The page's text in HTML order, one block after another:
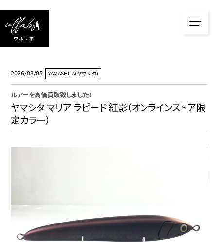
ウルラボ
2026/03/05 YAMASHITA(ヤマシタ)
ルアーを高価買取致しました！
ヤマシタ マリア ラピード 紅影（オンラインストア限
定カラー）